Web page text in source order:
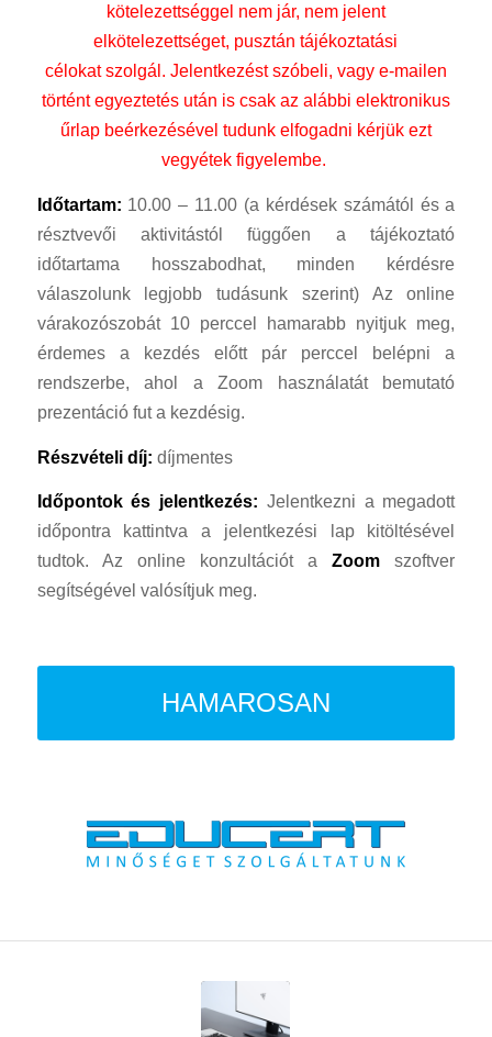
kötelezettséggel nem jár, nem jelent
elkötelezettséget, pusztán tájékoztatási
célokat szolgál. Jelentkezést szóbeli, vagy e-mailen
történt egyeztetés után is csak az alábbi elektronikus
űrlap beérkezésével tudunk elfogadni kérjük ezt
vegyétek figyelembe.
Időtartam: 10.00 – 11.00 (a kérdések számától és a
résztvevői aktivitástól függően a tájékoztató
időtartama hosszabodhat, minden kérdésre
válaszolunk legjobb tudásunk szerint) Az online
várakozószobát 10 perccel hamarabb nyitjuk meg,
érdemes a kezdés előtt pár perccel belépni a
rendszerbe, ahol a Zoom használatát bemutató
prezentáció fut a kezdésig.
Részvételi díj: díjmentes
Időpontok és jelentkezés: Jelentkezni a megadott
időpontra kattintva a jelentkezési lap kitöltésével
tudtok. Az online konzultációt aZoom szoftver
segítségével valósítjuk meg.
HAMAROSAN